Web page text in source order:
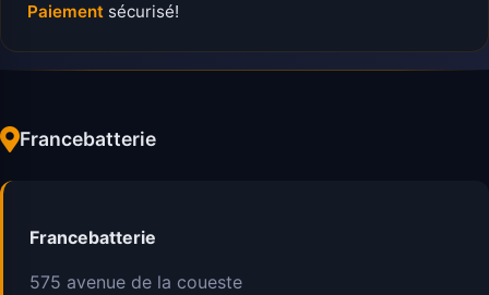
Paiement sécurisé!
Francebatterie
Francebatterie
575 avenue de la coueste